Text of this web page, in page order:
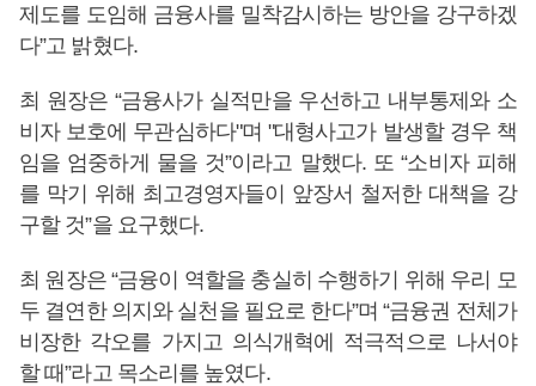
제도를 도임해 금융사를 밀착감시하는 방안을 강구하겠
다”고 밝혔다.
최 원장은 “금융사가 실적만을 우선하고 내부통제와 소
비자 보호에 무관심하다"며 "대형사고가 발생할 경우 책
임을 엄중하게 물을 것”이라고 말했다. 또 “소비자 피해
를 막기 위해 최고경영자들이 앞장서 철저한 대책을 강
구할 것”을 요구했다.
최 원장은 “금융이 역할을 충실히 수행하기 위해 우리 모
두 결연한 의지와 실천을 필요로 한다”며 “금융권 전체가
비장한 각오를 가지고 의식개혁에 적극적으로 나서야
할 때”라고 목소리를 높였다.